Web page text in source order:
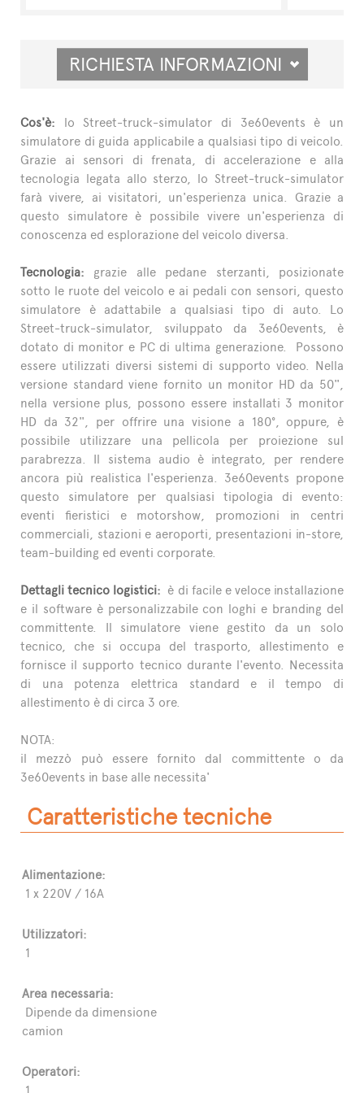
RICHIESTA INFORMAZIONI
Cos'è: lo Street-truck-simulator di 3e60events è un
simulatore di guida applicabile a qualsiasi tipo di veicolo.
Grazie ai sensori di frenata, di accelerazione e alla
tecnologia legata allo sterzo, lo Street-truck-simulator
farà vivere, ai visitatori, un'esperienza unica. Grazie a
questo simulatore è possibile vivere un'esperienza di
conoscenza ed esplorazione del veicolo diversa.
Tecnologia: grazie alle pedane sterzanti, posizionate
sotto le ruote del veicolo e ai pedali con sensori, questo
simulatore è adattabile a qualsiasi tipo di auto. Lo
Street-truck-simulator, sviluppato da 3e60events, è
dotato di monitor e PC di ultima generazione. Possono
essere utilizzati diversi sistemi di supporto video. Nella
versione standard viene fornito un monitor HD da 50'',
nella versione plus, possono essere installati 3 monitor
HD da 32'', per offrire una visione a 180°, oppure, è
possibile utilizzare una pellicola per proiezione sul
parabrezza. Il sistema audio è integrato, per rendere
ancora più realistica l'esperienza. 3e60events propone
questo simulatore per qualsiasi tipologia di evento:
eventi fieristici e motorshow, promozioni in centri
commerciali, stazioni e aeroporti, presentazioni in-store,
team-building ed eventi corporate.
Dettagli tecnico logistici: è di facile e veloce installazione
e il software è personalizzabile con loghi e branding del
committente. Il simulatore viene gestito da un solo
tecnico, che si occupa del trasporto, allestimento e
fornisce il supporto tecnico durante l'evento. Necessita
di una potenza elettrica standard e il tempo di
allestimento è di circa 3 ore.
NOTA:
il mezzò può essere fornito dal committente o da
3e60events in base alle necessita'
Caratteristiche tecniche
Alimentazione:
1 x 220V / 16A
Utilizzatori:
1
Area necessaria:
Dipende da dimensione
camion
Operatori:
1